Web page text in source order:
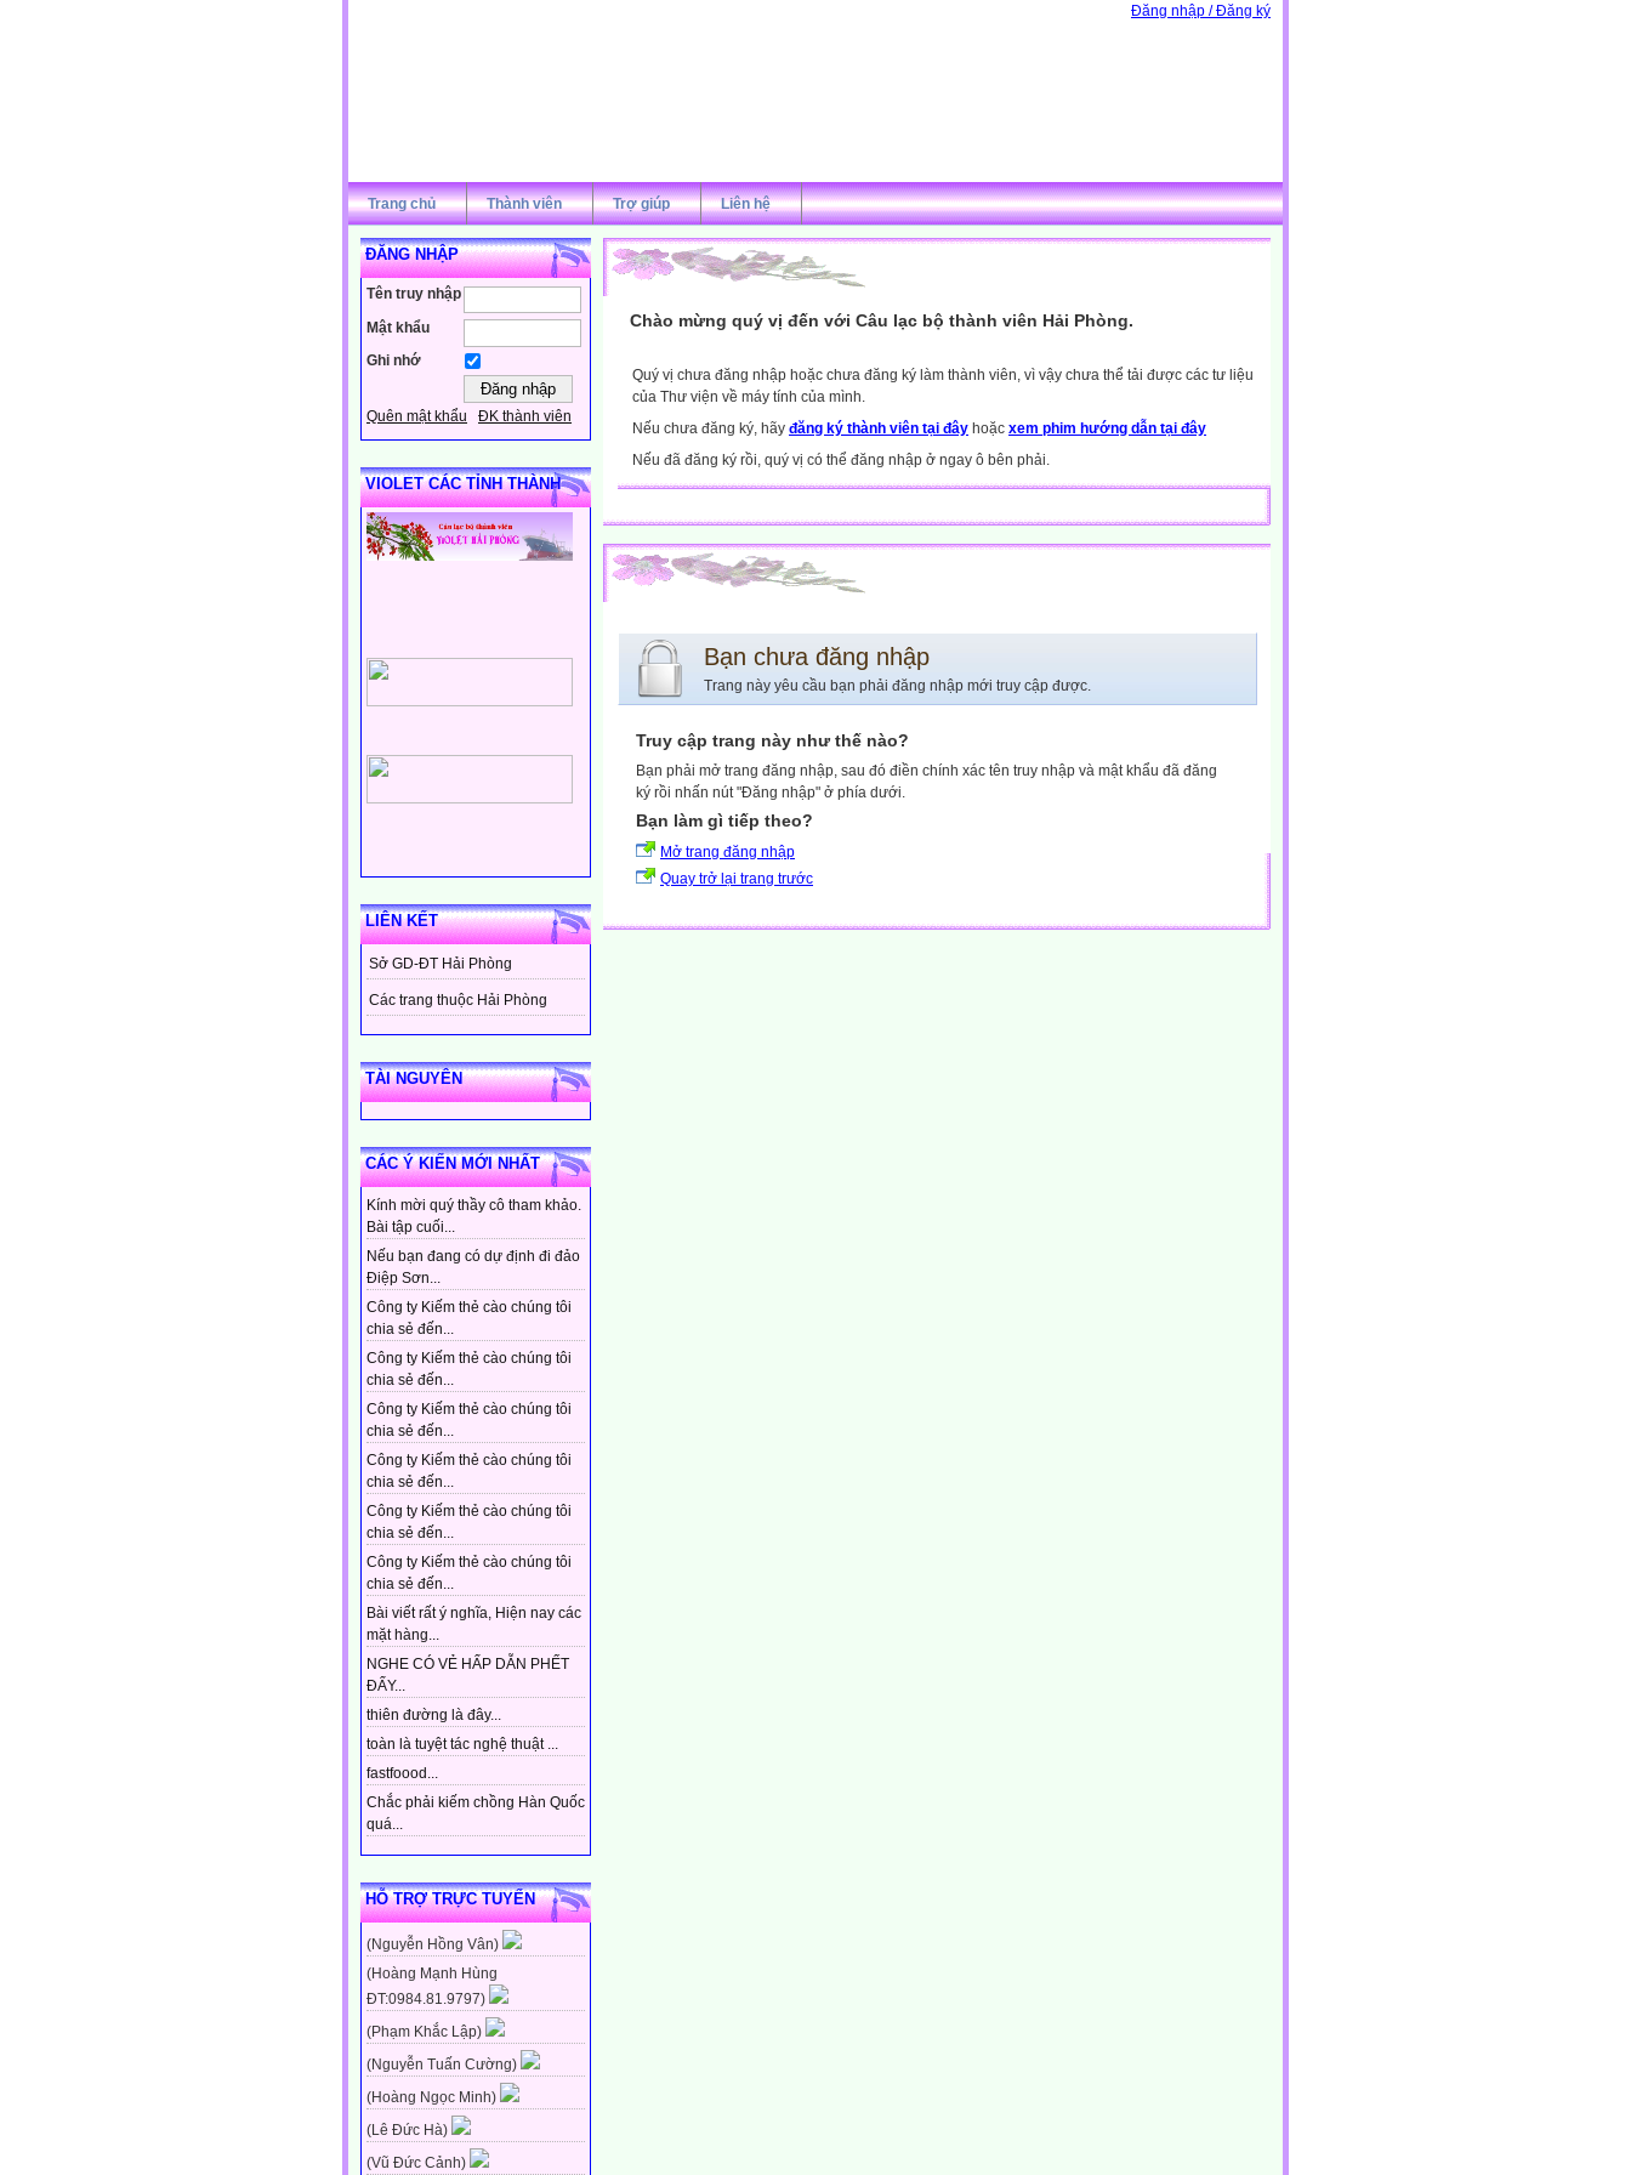
Đăng nhập / Đăng ký
Trang chủ Thành viên Trợ giúp Liên hệ
ĐĂNG NHẬP
Tên truy nhập
Mật khẩu
Ghi nhớ
Quên mật khẩu ĐK thành viên
VIOLET CÁC TỈNH THÀNH
LIÊN KẾT
Sở GD-ĐT Hải Phòng
Các trang thuộc Hải Phòng
TÀI NGUYÊN
CÁC Ý KIẾN MỚI NHẤT
Kính mời quý thầy cô tham khảo.
Bài tập cuối...
Nếu bạn đang có dự định đi đảo
Điệp Sơn...
Công ty Kiếm thẻ cào chúng tôi
chia sẻ đến...
Công ty Kiếm thẻ cào chúng tôi
chia sẻ đến...
Công ty Kiếm thẻ cào chúng tôi
chia sẻ đến...
Công ty Kiếm thẻ cào chúng tôi
chia sẻ đến...
Công ty Kiếm thẻ cào chúng tôi
chia sẻ đến...
Công ty Kiếm thẻ cào chúng tôi
chia sẻ đến...
Bài viết rất ý nghĩa, Hiện nay các
mặt hàng...
NGHE CÓ VẺ HẤP DẪN PHẾT
ĐẤY...
thiên đường là đây...
toàn là tuyệt tác nghệ thuật ...
fastfoood...
Chắc phải kiếm chồng Hàn Quốc
quá...
HỖ TRỢ TRỰC TUYẾN
(Nguyễn Hồng Vân)
(Hoàng Mạnh Hùng
ĐT:0984.81.9797)
(Phạm Khắc Lập)
(Nguyễn Tuấn Cường)
(Hoàng Ngọc Minh)
(Lê Đức Hà)
(Vũ Đức Cảnh)
Chào mừng quý vị đến với Câu lạc bộ thành viên Hải Phòng.
Quý vị chưa đăng nhập hoặc chưa đăng ký làm thành viên, vì vậy chưa thể tải được các tư liệu
của Thư viện về máy tính của mình.
Nếu chưa đăng ký, hãy đăng ký thành viên tại đây hoặc xem phim hướng dẫn tại đây
Nếu đã đăng ký rồi, quý vị có thể đăng nhập ở ngay ô bên phải.
Bạn chưa đăng nhập
Trang này yêu cầu bạn phải đăng nhập mới truy cập được.
Truy cập trang này như thế nào?
Bạn phải mở trang đăng nhập, sau đó điền chính xác tên truy nhập và mật khẩu đã đăng
ký rồi nhấn nút "Đăng nhập" ở phía dưới.
Bạn làm gì tiếp theo?
Mở trang đăng nhập
Quay trở lại trang trước